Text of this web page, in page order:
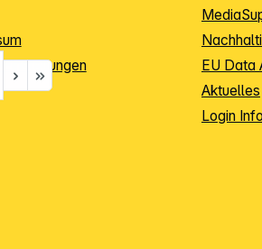
Einstellungen
EU Data
Aktuelles
Login